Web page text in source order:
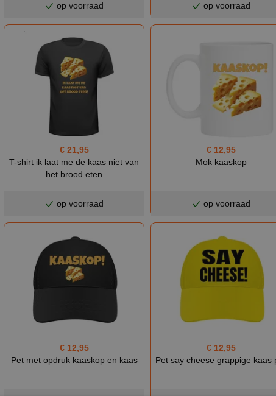
op voorraad op voorraad
€ 21,95
T-shirt ik laat me de kaas niet van
het brood eten
op voorraad
€ 12,95
Mok kaaskop
op voorraad
€ 12,95
Pet met opdruk kaaskop en kaas
€ 12,95
Pet say cheese grappige kaas